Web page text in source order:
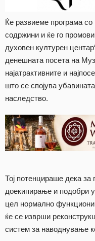
Ќе развиеме програма
содржини и ќе го
духовен културен
денешната посета на
најатрактивните и
што се спојува
наследство.
Тој потенцираше дека за
доекипирање и подобри
цел нормално
ќе се изврши
систем за наводнување